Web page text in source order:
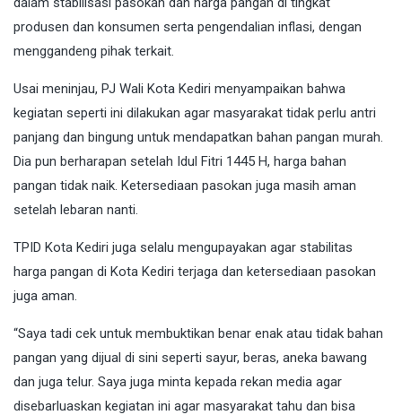
produsen dan konsumen serta pengendalian inflasi, dengan
menggandeng pihak terkait.
Usai meninjau, PJ Wali Kota Kediri menyampaikan bahwa
kegiatan seperti ini dilakukan agar masyarakat tidak perlu antri
panjang dan bingung untuk mendapatkan bahan pangan murah.
Dia pun berharapan setelah Idul Fitri 1445 H, harga bahan
pangan tidak naik. Ketersediaan pasokan juga masih aman
setelah lebaran nanti.
TPID Kota Kediri juga selalu mengupayakan agar stabilitas
harga pangan di Kota Kediri terjaga dan ketersediaan pasokan
juga aman.
“Saya tadi cek untuk membuktikan benar enak atau tidak bahan
pangan yang dijual di sini seperti sayur, beras, aneka bawang
dan juga telur. Saya juga minta kepada rekan media agar
disebarluaskan kegiatan ini agar masyarakat tahu dan bisa